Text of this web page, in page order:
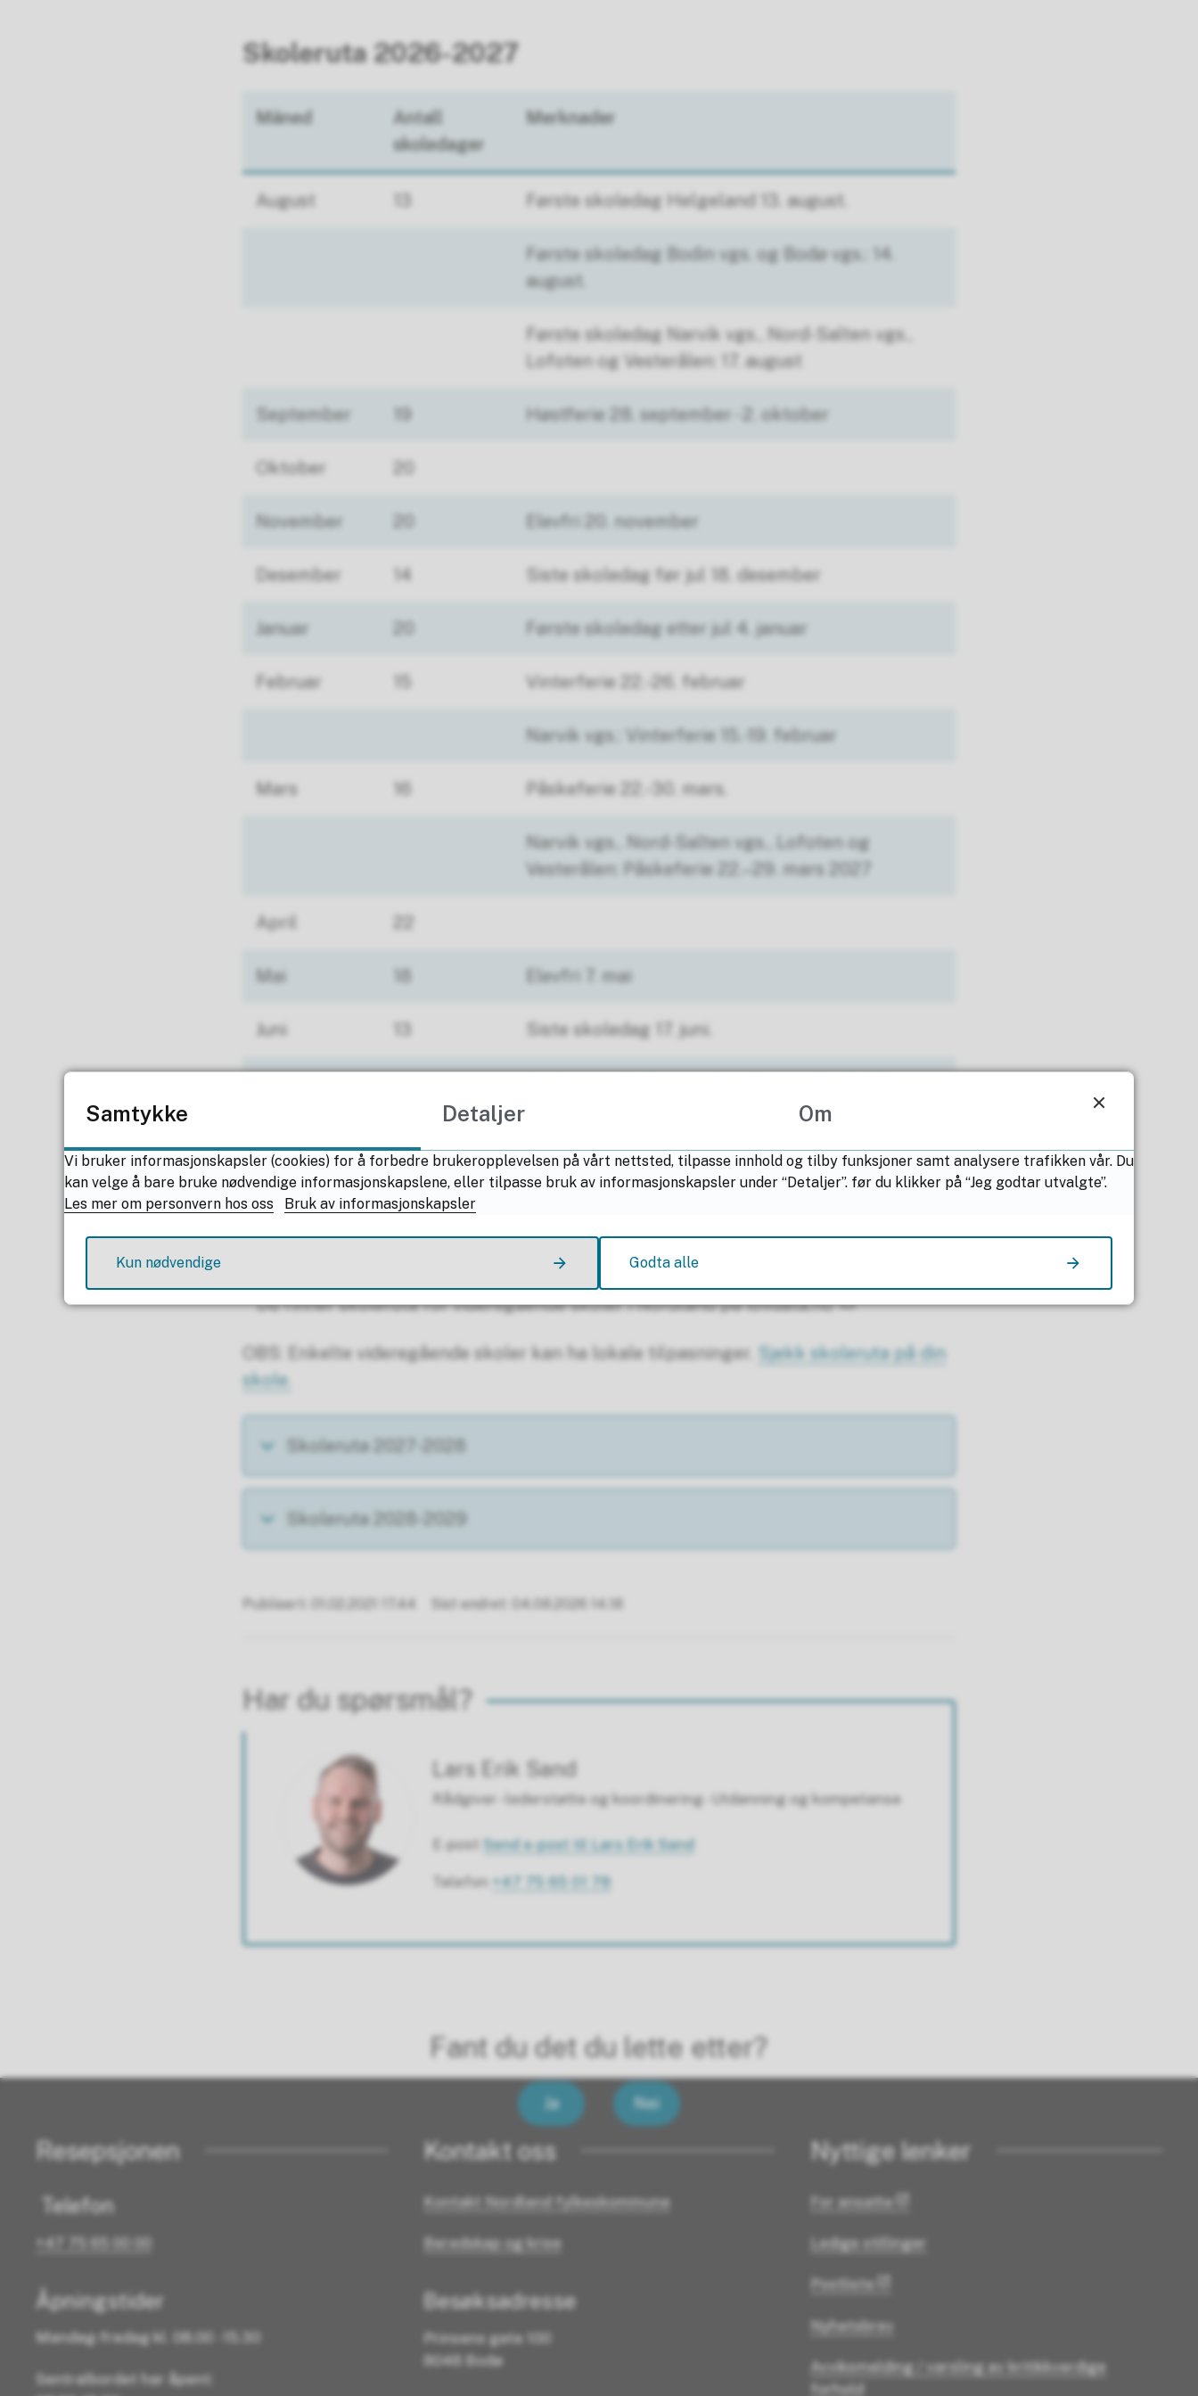
Skoleruta 2026-2027
Måned
Antall
skoledager
Merknader
August Første skoledag Helgeland 13. august.
Første skoledag Bodin vgs. og Bodø vgs.: 14.
august.
Første skoledag Narvik vgs., Nord-Salten vgs.,
Lofoten og Vesterålen: 17. august
September Høstferie 28. september - 2. oktober
Oktober
November Elevfri 20. november
Desember 14 Siste skoledag før jul 18. desember
Januar Første skoledag etter jul 4. januar
Februar Vinterferie 22.-26. februar
Narvik vgs.: Vinterferie 15.-19. februar
Mars 16 Påskeferie 22.-30. mars.
Narvik vgs., Nord-Salten vgs., Lofoten og
Vesterålen: Påskeferie 22.–29. mars 2027
April
Mai Elevfri 7. mai
Juni Siste skoledag 17. juni.
vgs., Lofoten og Vesterålen: Siste skoledag 18.
Sum dager 190
Du finner skoleruta for videregående skoler i Nordland på lovdata.no
OBS: Enkelte videregående skoler kan ha lokale tilpasninger.
Sjekk skoleruta på din
skole.
Skoleruta 2027-2028
Skoleruta 2028-2029
Publisert 01.02.2021 17.44 Sist endret 04.08.2026 14.18
Har du spørsmål?
Lars Erik Sand
Rådgiver - lederstøtte og koordinering - Utdanning og kompetanse
E-post Send e-post til Lars Erik Sand
Telefon +47 75 65 01 78
Fant du det du lette etter?
Ja Nei
Resepsjonen
Telefon
+47 75 65 00 00
Åpningstider
Mandag-fredag kl. 08.00 - 15.30
Sentralbordet har åpent:
Kontakt oss
Kontakt Nordland fylkeskommune
Beredskap og krise
Besøksadresse
Prinsens gate 100
8048 Bodø
Nyttige lenker
For ansatte
Ledige stillinger
Postliste
Nyhetsbrev
Avviksmelding / varsling av kritikkverdige
forhold
Samtykke Detaljer Om
Vi bruker informasjonskapsler (cookies) for å forbedre brukeropplevelsen på vårt nettsted, tilpasse innhold og tilby funksjoner samt analysere trafikken vår. Du
kan velge å bare bruke nødvendige informasjonskapslene, eller tilpasse bruk av informasjonskapsler under “Detaljer”. før du klikker på “Jeg godtar utvalgte”.
Les mer om personvern hos oss
Bruk av informasjonskapsler
Kun nødvendige Godta alle